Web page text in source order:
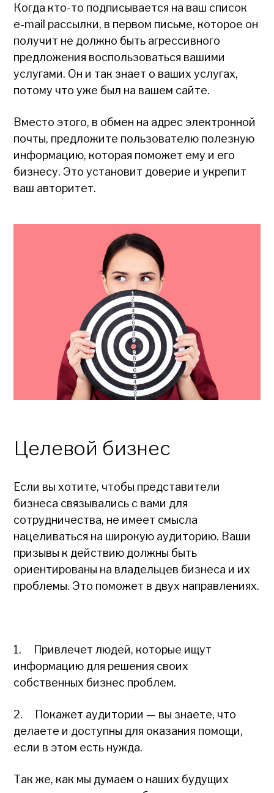
Когда кто-то подписывается на ваш список
e-mail рассылки, в первом письме, которое он
получит не должно быть агрессивного
предложения воспользоваться вашими
услугами. Он и так знает о ваших услугах,
потому что уже был на вашем сайте.
Вместо этого, в обмен на адрес электронной
почты, предложите пользователю полезную
информацию, которая поможет ему и его
бизнесу. Это установит доверие и укрепит
ваш авторитет.
Целевой бизнес
Если вы хотите, чтобы представители
бизнеса связывались с вами для
сотрудничества, не имеет смысла
нацеливаться на широкую аудиторию. Ваши
призывы к действию должны быть
ориентированы на владельцев бизнеса и их
проблемы. Это поможет в двух направлениях.
1. Привлечет людей, которые ищут
информацию для решения своих
собственных бизнес проблем.
2. Покажет аудитории — вы знаете, что
делаете и доступны для оказания помощи,
если в этом есть нужда.
Так же, как мы думаем о наших будущих